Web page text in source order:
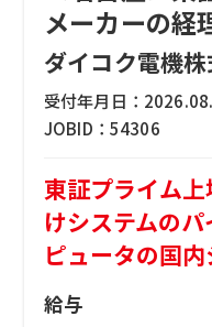
メーカーの経
ダイコク電機
受付年月日：
JOBID： 54306
東証プライム
けシステムの
ピュータの国
給与